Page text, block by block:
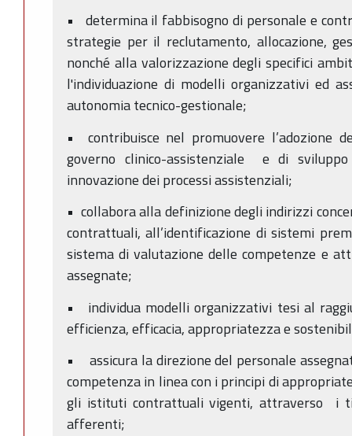
• determina il fabbisogno di personale e
strategie per il reclutamento, allocazione,
nonché alla valorizzazione degli specifici
l'individuazione di modelli organizzativi ed
autonomia tecnico-gestionale;
• contribuisce nel promuovere l’adozione
governo clinico-assistenziale e di
innovazione dei processi assistenziali;
• collabora alla definizione degli indirizzi
contrattuali, all’identificazione di sistemi
sistema di valutazione delle competenze e
assegnate;
• individua modelli organizzativi tesi al
efficienza, efficacia, appropriatezza e
• assicura la direzione del personale
competenza in linea con i principi di
gli istituti contrattuali vigenti, attraverso i
afferenti;